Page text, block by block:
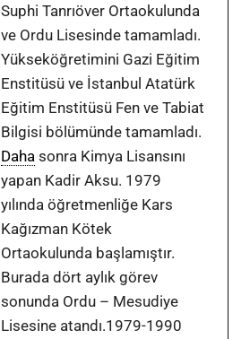
Suphi Tanrıöver Ortaokulunda
ve Ordu Lisesinde tamamladı.
Yükseköğretimini Gazi Eğitim
Enstitüsü ve İstanbul Atatürk
Eğitim Enstitüsü Fen ve Tabiat
Bilgisi bölümünde tamamladı.
Daha sonra Kimya Lisansını
yapan Kadir Aksu. 1979
yılında öğretmenliğe Kars
Kağızman Kötek
Ortaokulunda başlamıştır.
Burada dört aylık görev
sonunda Ordu – Mesudiye
Lisesine atandı.1979-1990